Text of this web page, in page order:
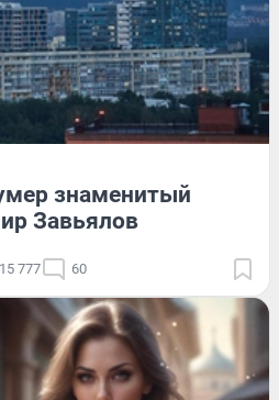
знаменитый
Завьялов
15 777 60